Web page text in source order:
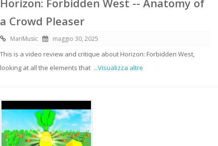
Horizon: Forbidden West -- Anatomy of
a Crowd Pleaser
MariMusic maggio 30, 2025
This is a video review and critique about Horizon: Forbidden West,
looking at all the elements that ...Visualizza altre